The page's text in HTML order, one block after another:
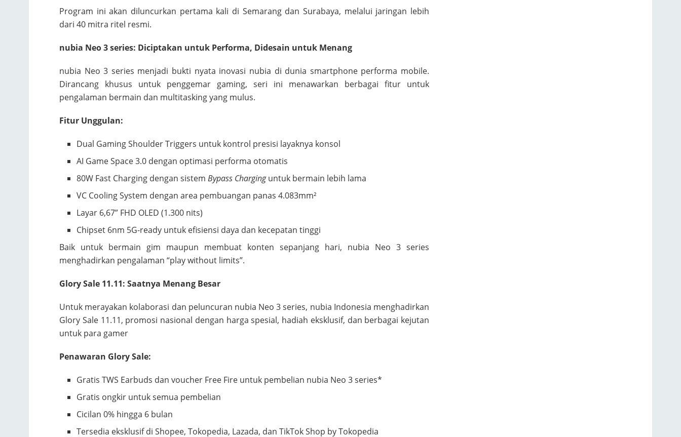
Program ini akan diluncurkan pertama kali di Semarang dan Surabaya, melalui jaringan lebih
dari 40 mitra ritel resmi.
nubia Neo 3 series: Diciptakan untuk Performa, Didesain untuk Menang
nubia Neo 3 series menjadi bukti nyata inovasi nubia di dunia smartphone performa mobile.
Dirancang khusus untuk penggemar gaming, seri ini menawarkan berbagai fitur untuk
pengalaman bermain dan multitasking yang mulus.
Fitur Unggulan:
Dual Gaming Shoulder Triggers untuk kontrol presisi layaknya konsol
AI Game Space 3.0 dengan optimasi performa otomatis
80W Fast Charging dengan sistemBypass Charginguntuk bermain lebih lama
VC Cooling System dengan area pembuangan panas 4.083mm²
Layar 6,67” FHD OLED (1.300 nits)
Chipset 6nm 5G-ready untuk efisiensi daya dan kecepatan tinggi
Baik untuk bermain gim maupun membuat konten sepanjang hari, nubia Neo 3 series
menghadirkan pengalaman “play without limits”.
Glory Sale 11.11: Saatnya Menang Besar
Untuk merayakan kolaborasi dan peluncuran nubia Neo 3 series, nubia Indonesia menghadirkan
Glory Sale 11.11, promosi nasional dengan harga spesial, hadiah eksklusif, dan berbagai kejutan
untuk para gamer
Penawaran Glory Sale:
Gratis TWS Earbuds dan voucher Free Fire untuk pembelian nubia Neo 3 series*
Gratis ongkir untuk semua pembelian
Cicilan 0% hingga 6 bulan
Tersedia eksklusif di Shopee, Tokopedia, Lazada, dan TikTok Shop by Tokopedia